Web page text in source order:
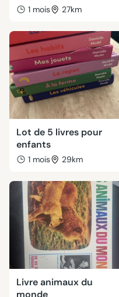
1 mois 27km
Lot de 5 livres pour
enfants
1 mois 29km
Livre animaux du
monde